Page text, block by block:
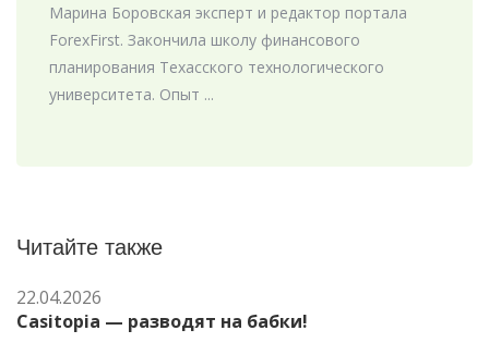
Марина Боровская эксперт и редактор портала
ForexFirst. Закончила школу финансового
планирования Техасского технологического
университета. Опыт ...
Читайте также
22.04.2026
Casitopia — разводят на бабки!